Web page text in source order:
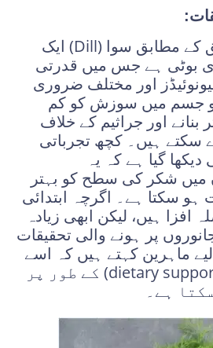
جدید سائنسی تحقیق کے مطابق سوا (Dill) ایک
بوٹی ہے جس میں قدرتی
اور مختلف ضروری
جو جسم میں سوزش کو کم
بنانے اور جراثیم کے خلاف
سکتے ہیں۔ کچھ تجرباتی
گیا ہے کہ یہ
میں شکر کی سطح کو بہتر
ہو سکتا ہے۔ اگرچہ ابتدائی
افزا ہیں، لیکن ابھی زیادہ
پر ہونے والی تحقیقات
ماہرین کہتے ہیں کہ اسے
ایک غذائی معاون (dietary support) کے طور پر
ہے۔